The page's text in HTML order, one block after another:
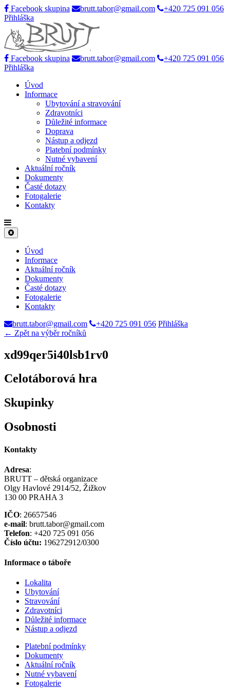
Facebook skupina brutt.tabor@gmail.com
+420 725 091 056
Přihláška
Facebook skupina brutt.tabor@gmail.com
+420 725 091 056
Přihláška
Úvod
Informace
Ubytování a stravování
Zdravotníci
Důležité informace
Doprava
Nástup a odjezd
Platební podmínky
Nutné vybavení
Aktuální ročník
Dokumenty
Časté dotazy
Fotogalerie
Kontakty
Úvod
Informace
Aktuální ročník
Dokumenty
Časté dotazy
Fotogalerie
Kontakty
brutt.tabor@gmail.com
+420 725 091 056 Přihláška
← Zpět na výběr ročníků
xd99qer5i40lsb1rv0
Celotáborová hra
Skupinky
Osobnosti
Kontakty
Adresa:
BRUTT – dětská organizace
Olgy Havlové 2914/52, Žižkov
130 00 PRAHA 3
IČO: 26657546
e-mail: brutt.tabor@gmail.com
Telefon: +420 725 091 056
Číslo účtu: 196272912/0300
Informace o táboře
Lokalita
Ubytování
Stravování
Zdravotníci
Důležité informace
Nástup a odjezd
Platební podmínky
Dokumenty
Aktuální ročník
Nutné vybavení
Fotogalerie